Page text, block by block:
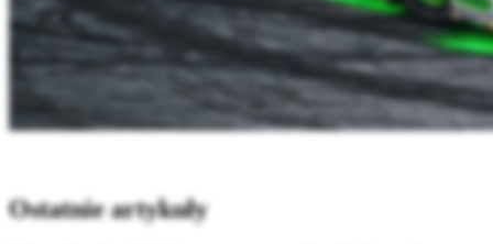
Ostatnie artykuły